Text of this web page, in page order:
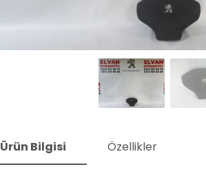
Ürün Bilgisi Özellikler